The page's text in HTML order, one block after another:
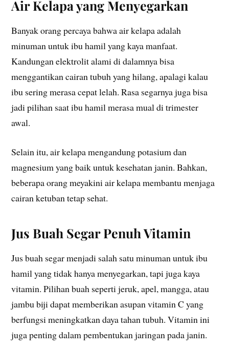
Air Kelapa yang Menyegarkan
Banyak orang percaya bahwa air kelapa adalah
minuman untuk ibu hamil yang kaya manfaat.
Kandungan elektrolit alami di dalamnya bisa
menggantikan cairan tubuh yang hilang, apalagi kalau
ibu sering merasa cepat lelah. Rasa segarnya juga bisa
jadi pilihan saat ibu hamil merasa mual di trimester
awal.
Selain itu, air kelapa mengandung potasium dan
magnesium yang baik untuk kesehatan janin. Bahkan,
beberapa orang meyakini air kelapa membantu menjaga
cairan ketuban tetap sehat.
Jus Buah Segar Penuh Vitamin
Jus buah segar menjadi salah satu minuman untuk ibu
hamil yang tidak hanya menyegarkan, tapi juga kaya
vitamin. Pilihan buah seperti jeruk, apel, mangga, atau
jambu biji dapat memberikan asupan vitamin C yang
berfungsi meningkatkan daya tahan tubuh. Vitamin ini
juga penting dalam pembentukan jaringan pada janin.